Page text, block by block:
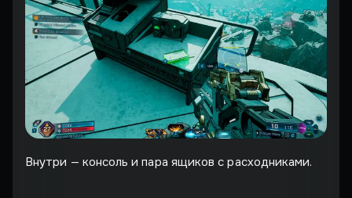
Внутри — консоль и пара ящиков с расходниками.